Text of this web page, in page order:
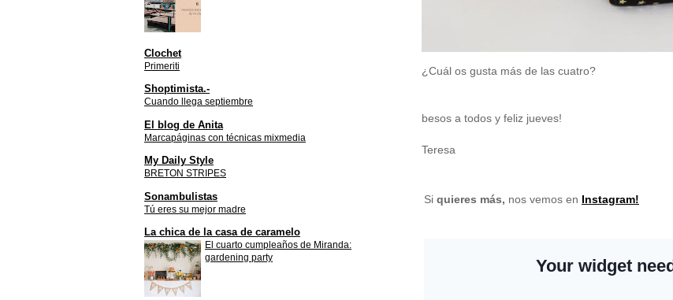
¿Cuál os gusta más de las cuatro?
besos a todos y feliz jueves!
Teresa
Si quieres más, nos vemos en Instagram!
Clochet
Primeriti
Shoptimista.-
Cuando llega septiembre
El blog de Anita
Marcapáginas con técnicas mixmedia
My Daily Style
BRETON STRIPES
Sonambulistas
Tú eres su mejor madre
La chica de la casa de caramelo
El cuarto cumpleaños de Miranda:
gardening party